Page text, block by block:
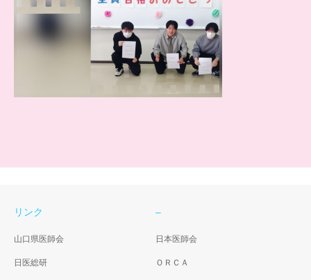
リンク
山口県医師会
日医総研
–
日本医師会
ＯＲＣＡ